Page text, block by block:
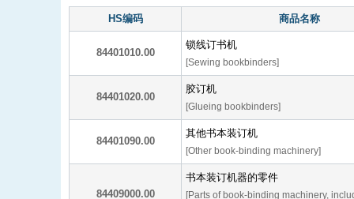
HS编码 商品名称
84401010.00
锁线订书机
[Sewing bookbinders]
84401020.00
胶订机
[Glueing bookbinders]
84401090.00
其他书本装订机
[Other book-binding machinery]
84409000.00
书本装订机器的零件
[Parts of book-binding machinery,